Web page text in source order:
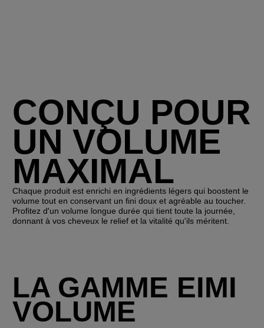
CONÇU POUR
UN VOLUME
MAXIMAL
Chaque produit est enrichi en ingrédients légers qui boostent le
volume tout en conservant un fini doux et agréable au toucher.
Profitez d'un volume longue durée qui tient toute la journée,
donnant à vos cheveux le relief et la vitalité qu'ils méritent.
LA GAMME EIMI
VOLUME